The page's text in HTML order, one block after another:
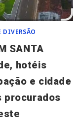
DIVERSÃO
SANTA
hotéis
e cidade
procurados